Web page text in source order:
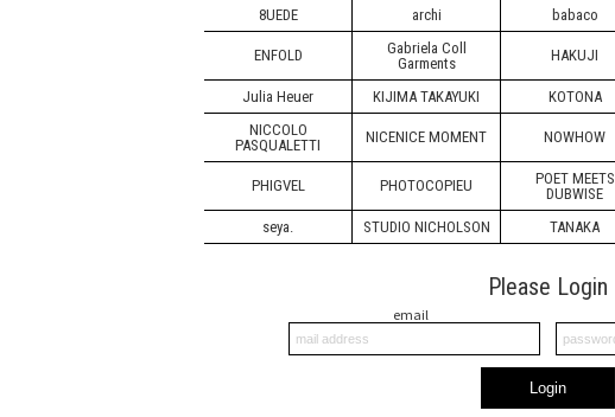
8UEDE archi babaco
ENFOLD
Gabriela Coll
Garments
HAKUJI
Julia Heuer KIJIMA TAKAYUKI KOTONA
NICCOLO
PASQUALETTI
NICENICE MOMENT NOWHOW
PHIGVEL PHOTOCOPIEU
POET MEETS
DUBWISE
seya. STUDIO NICHOLSON TANAKA
Please Login
email
Login